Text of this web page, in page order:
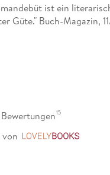
ist ein
Güte." Buch-Magazin,
15
von